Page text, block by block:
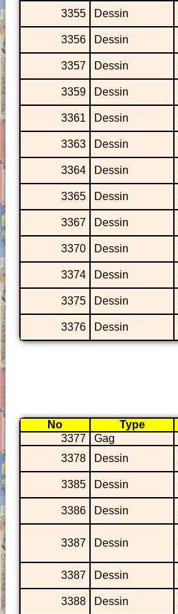
3355 Dessin
3356 Dessin
3357 Dessin
3359 Dessin
3361 Dessin
3363 Dessin
3364 Dessin
3365 Dessin
3367 Dessin
3370 Dessin
3374 Dessin
3375 Dessin
3376 Dessin
No Type
3377
Gag
3378
Dessin
3385 Dessin
3386 Dessin
3387 Dessin
3387 Dessin
3388 Dessin